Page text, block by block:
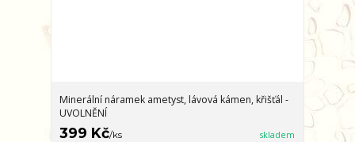
Minerální náramek ametyst, lávová kámen, křišťál -
UVOLNĚNÍ
399 Kč/ks skladem